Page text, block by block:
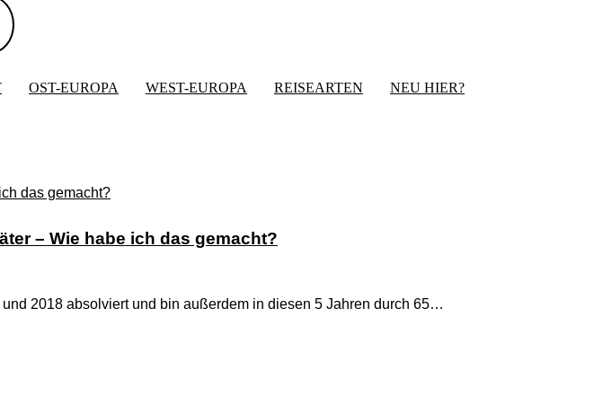
OST-EUROPA WEST-EUROPA REISEARTEN NEU HIER?
– Wie habe ich das gemacht?
2018 absolviert und bin außerdem in diesen 5 Jahren durch 65…